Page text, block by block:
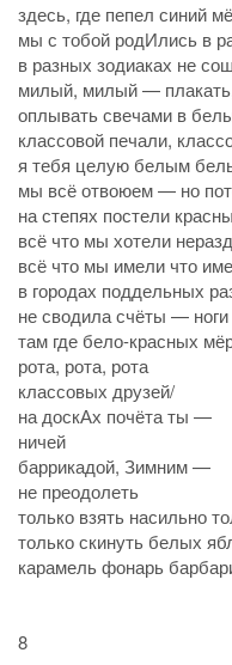
здесь, где пепел синий
мы с тобой родИлись в
в разных зодиаках не
милый, милый — плакать,
оплывать свечами в
классовой печали,
я тебя целую белым
мы всё отвоюем — но
на степях постели
всё что мы хотели
всё что мы имели что
в городах поддельных
не сводила счёты — ноги
там где бело-красных
рота, рота, рота
классовых друзей/
на доскАх почёта ты —
ничей
баррикадой, Зимним —
не преодолеть
только взять насильно
только скинуть белых
карамель фонарь
8